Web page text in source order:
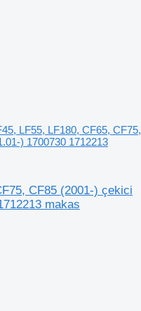
LF55, LF180, CF65, CF75,
) 1700730 1712213
CF85 (2001-) çekici
makas